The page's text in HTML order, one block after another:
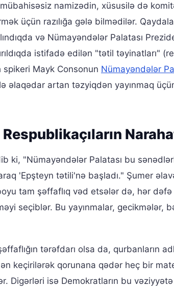
namizədin, xüsusilə də
üçün razılığa gələ bilmədilər.
və Nümayəndələr Palatası
istifadə edilən "tətil təyinatları"
spikeri Mayk Consonun Nümayəndələr
əlaqədar artan təzyiqdən yayınmaq
ki, "Nümayəndələr Palatası bu
'Epşteyn tətili'nə başladı." Şumer
tam şəffaflıq vəd etsələr də, hər
seçiblər. Bu yayınmalar, gecikmələr,
tərəfdarı olsa da, qurbanların
keçirilərək qorunana qədər heç bir
Digərləri isə Demokratların bu